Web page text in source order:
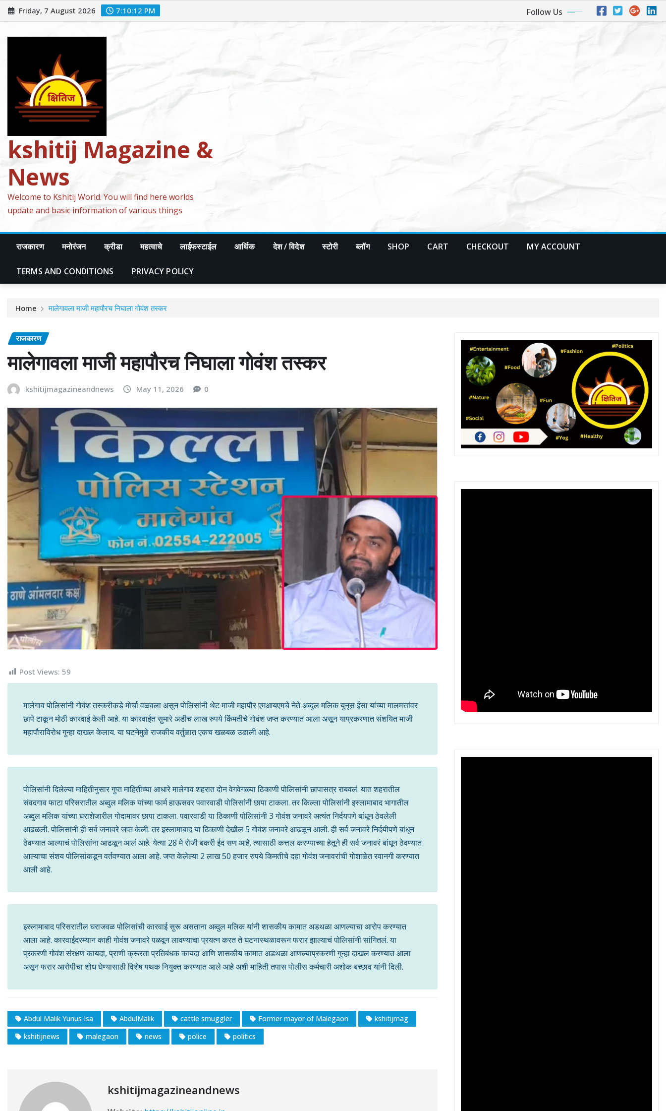
Skip
to
Friday, 7 August 2026 7:10:13 PM Follow Us
kshitij Magazine &
News
Welcome to Kshitij World. You will find here worlds
update and basic information of various things
राजकारण मनोरंजन क्रीडा महत्वाचे लाईफस्टाईल आर्थिक देश / विदेश स्टोरी ब्लॉग SHOP CART CHECKOUT MY ACCOUNT
TERMS AND CONDITIONS PRIVACY POLICY
Home मालेगावला माजी महापौरच निघाला गोवंश तस्कर
राजकारण
मालेगावला माजी महापौरच निघाला गोवंश तस्कर
kshitijmagazineandnews May 11, 2026 0
Post Views: 59
मालेगाव पोलिसांनी गोवंश तस्करीकडे मोर्चा वळवला असून पोलिसांनी थेट माजी महापौर एमआयएमचे नेते अब्दुल मलिक युनूस ईसा यांच्या मालमत्तांवर
छापे टाकून मोठी कारवाई केली आहे. या कारवाईत सुमारे अडीच लाख रुपये किंमतीचे गोवंश जप्त करण्यात आला असून याप्रकरणात संशयित माजी
महापौराविरोध गुन्हा दाखल केलाय. या घटनेमुळे राजकीय वर्तुळात एकच खळबळ उडाली आहे.
पोलिसांनी दिलेल्या माहितीनुसार गुप्त माहितीच्या आधारे मालेगाव शहरात दोन वेगवेगळ्या ठिकाणी पोलिसांनी छापासत्र राबवलं. यात शहरातील
संवदगाव फाटा परिसरातील अब्दुल मलिक यांच्या फार्म हाऊसवर पवारवाडी पोलिसांनी छापा टाकला. तर किल्ला पोलिसांनी इस्लामाबाद भागातील
अब्दुल मलिक यांच्या घराशेजारील गोदामावर छापा टाकला. पवारवाडी या ठिकाणी पोलिसांनी 3 गोवंश जनावरे अत्यंत निर्दयपणे बांधून ठेवलेली
आढळली. पोलिसांनी ही सर्व जनावरे जप्त केली. तर इस्लामाबाद या ठिकाणी देखील 5 गोवंश जनावरे आढळून आली. ही सर्व जनावरे निर्दयीपणे बांधून
ठेवण्यात आल्याचं पोलिसांना आढळून आलं आहे. येत्या 28 मे रोजी बकरी ईद सण आहे. त्यासाठी कत्तल करण्याच्या हेतूने ही सर्व जनावरं बांधून ठेवण्यात
आल्याचा संशय पोलिसांकडून वर्तवण्यात आला आहे. जप्त केलेल्या 2 लाख 50 हजार रुपये किमतीचे दहा गोवंश जनावरांची गोशाळेत रवानगी करण्यात
आली आहे.
इस्लामाबाद परिसरातील घराजवळ पोलिसांची कारवाई सुरू असताना अब्दुल मलिक यांनी शासकीय कामात अडथळा आणल्याचा आरोप करण्यात
आला आहे. कारवाईदरम्यान काही गोवंश जनावरे पळवून लावण्याचा प्रयत्न करत ते घटनास्थळावरून फरार झाल्याचं पोलिसांनी सांगितलं. या
प्रकरणी गोवंश संरक्षण कायदा, प्राणी क्रूरता प्रतिबंधक कायदा आणि शासकीय कामात अडथळा आणल्याप्रकरणी गुन्हा दाखल करण्यात आला
असून फरार आरोपीचा शोध घेण्यासाठी विशेष पथक नियुक्त करण्यात आले आहे अशी माहिती तपास पोलीस कर्मचारी अशोक बच्छाव यांनी दिली.
Abdul Malik Yunus Isa AbdulMalik cattle smuggler Former mayor of Malegaon
kshitijmag
kshitijnews
malegaon news police politics
kshitijmagazineandnews